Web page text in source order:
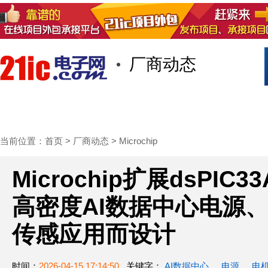
厂商动态
当前位置： 首页 > 厂商动态 > Microchip
Microchip扩展
高密度AI数据中心电源
传感应用而设计
时间： 2026-04-15 17:14:50 关键字： AI数据中心 电源 电